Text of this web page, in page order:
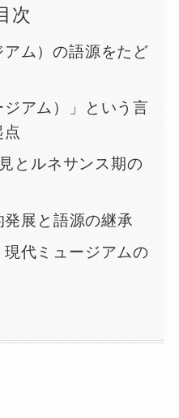
次
ム）の語源をたど
ジアム）」という言
点
とルネサンス期の
展と語源の継承
代ミュージアムの